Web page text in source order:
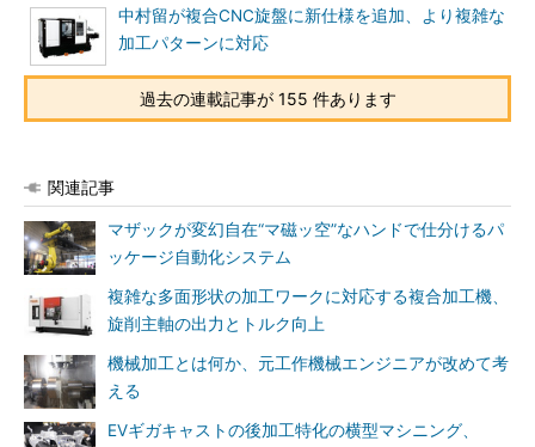
中村留が複合CNC旋盤に新仕様を追加、より複雑な
加工パターンに対応
過去の連載記事が 155 件あります
関連記事
マザックが変幻自在“マ磁ッ空”なハンドで仕分けるパ
ッケージ自動化システム
複雑な多面形状の加工ワークに対応する複合加工機、
旋削主軸の出力とトルク向上
機械加工とは何か、元工作機械エンジニアが改めて考
える
EVギガキャストの後加工特化の横型マシニング、